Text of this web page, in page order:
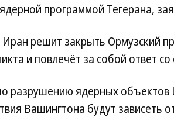
программой Тегерана,
Иран решит закрыть Ормузский
и повлечёт за собой ответ
разрушению ядерных объектов
Вашингтона будут зависеть